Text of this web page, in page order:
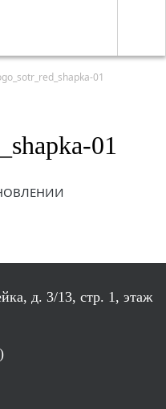
01
01
д. 3/13, стр. 1, этаж